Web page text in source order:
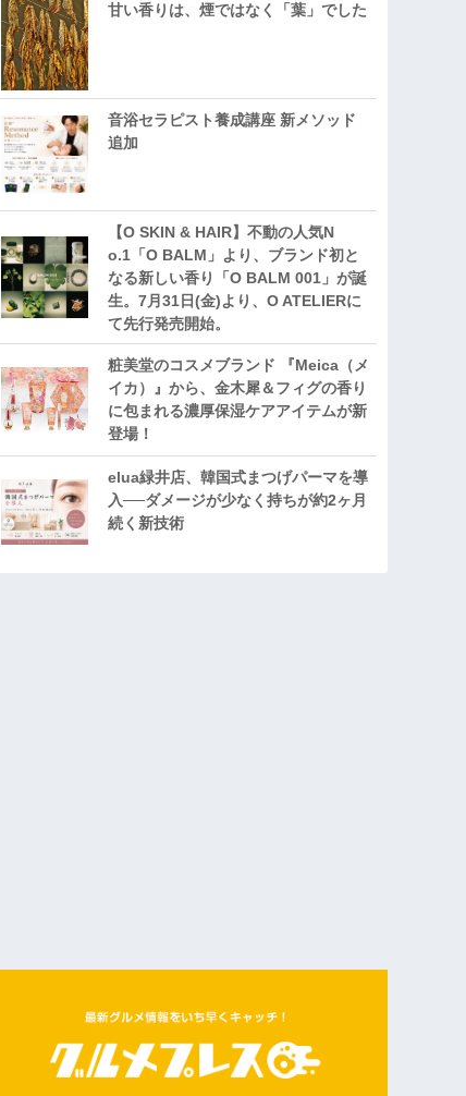
甘い香りは、煙ではなく「葉」でした
音浴セラピスト養成講座 新メソッド
追加
【O SKIN & HAIR】不動の人気N
o.1「O BALM」より、ブランド初と
なる新しい香り「O BALM 001」が誕
生。7月31日(金)より、O ATELIERに
て先行発売開始。
粧美堂のコスメブランド 『Meica（メ
イカ）』から、金木犀＆フィグの香り
に包まれる濃厚保湿ケアアイテムが新
登場！
elua緑井店、韓国式まつげパーマを導
入──ダメージが少なく持ちが約2ヶ月
続く新技術